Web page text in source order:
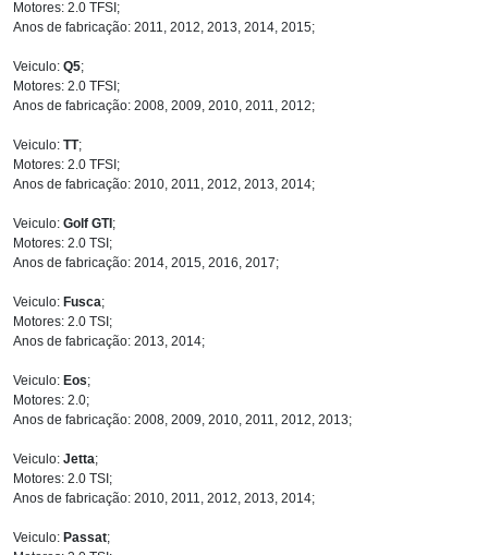
Motores: 2.0 TFSI;
Anos de fabricação: 2011, 2012, 2013, 2014, 2015;
Veiculo: Q5;
Motores: 2.0 TFSI;
Anos de fabricação: 2008, 2009, 2010, 2011, 2012;
Veiculo: TT;
Motores: 2.0 TFSI;
Anos de fabricação: 2010, 2011, 2012, 2013, 2014;
Veiculo: Golf GTI;
Motores: 2.0 TSI;
Anos de fabricação: 2014, 2015, 2016, 2017;
Veiculo: Fusca;
Motores: 2.0 TSI;
Anos de fabricação: 2013, 2014;
Veiculo: Eos;
Motores: 2.0;
Anos de fabricação: 2008, 2009, 2010, 2011, 2012, 2013;
Veiculo: Jetta;
Motores: 2.0 TSI;
Anos de fabricação: 2010, 2011, 2012, 2013, 2014;
Veiculo: Passat;